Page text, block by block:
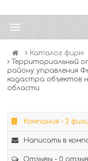
Каталог фирм
Территориальный
району управления
кадастра объектов
области
Компания - 2
Написать в
Отзывы - 0